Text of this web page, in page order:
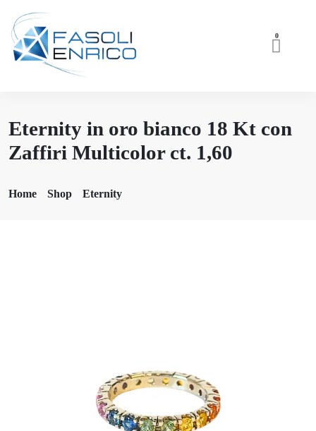
0
Eternity in oro bianco 18 Kt con
Zaffiri Multicolor ct. 1,60
Home Shop Eternity